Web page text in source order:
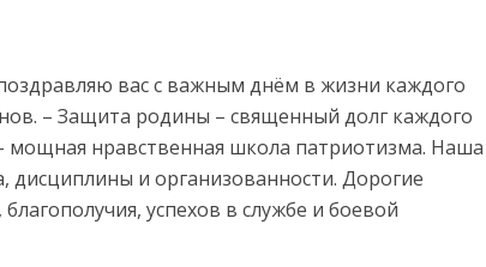
вас с важным днём в жизни каждого
– Защита родины – священный долг каждого
нравственная школа патриотизма. Наша
дисциплины и организованности. Дорогие
успехов в службе и боевой